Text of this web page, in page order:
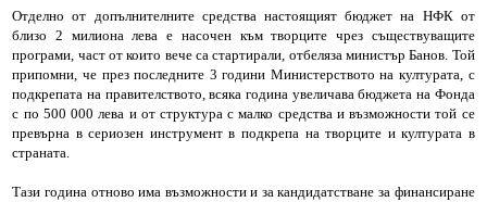
Отделно от допълнителните средства настоящият бюджет на НФК от
близо 2 милиона лева е насочен към творците чрез съществуващите
програми, част от които вече са стартирали, отбеляза министър Банов. Той
припомни, че през последните 3 години Министерството на културата, с
подкрепата на правителството, всяка година увеличава бюджета на Фонда
с по 500 000 лева и от структура с малко средства и възможности той се
превърна в сериозен инструмент в подкрепа на творците и културата в
страната.
Тази година отново има възможности и за кандидатстване за финансиране